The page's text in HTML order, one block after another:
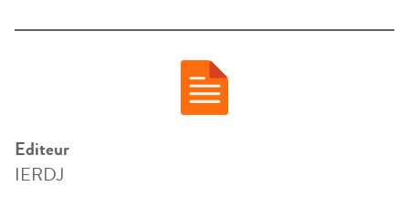
Editeur
IERDJ